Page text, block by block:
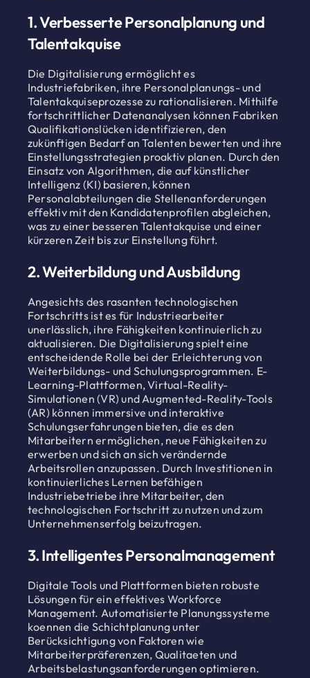
1. Verbesserte Personalplanung und
Talentakquise
Die Digitalisierung ermöglicht es
Industriefabriken, ihre Personalplanungs- und
Talentakquiseprozesse zu rationalisieren. Mithilfe
fortschrittlicher Datenanalysen können Fabriken
Qualifikationslücken identifizieren, den
zukünftigen Bedarf an Talenten bewerten und ihre
Einstellungsstrategien proaktiv planen. Durch den
Einsatz von Algorithmen, die auf künstlicher
Intelligenz (KI) basieren, können
Personalabteilungen die Stellenanforderungen
effektiv mit den Kandidatenprofilen abgleichen,
was zu einer besseren Talentakquise und einer
kürzeren Zeit bis zur Einstellung führt.
2. Weiterbildung und Ausbildung
Angesichts des rasanten technologischen
Fortschritts ist es für Industriearbeiter
unerlässlich, ihre Fähigkeiten kontinuierlich zu
aktualisieren. Die Digitalisierung spielt eine
entscheidende Rolle bei der Erleichterung von
Weiterbildungs- und Schulungsprogrammen. E-
Learning-Plattformen, Virtual-Reality-
Simulationen (VR) und Augmented-Reality-Tools
(AR) können immersive und interaktive
Schulungserfahrungen bieten, die es den
Mitarbeitern ermöglichen, neue Fähigkeiten zu
erwerben und sich an sich verändernde
Arbeitsrollen anzupassen. Durch Investitionen in
kontinuierliches Lernen befähigen
Industriebetriebe ihre Mitarbeiter, den
technologischen Fortschritt zu nutzen und zum
Unternehmenserfolg beizutragen.
3. Intelligentes Personalmanagement
Digitale Tools und Plattformen bieten robuste
Lösungen für ein effektives Workforce
Management. Automatisierte Planungssysteme
koennen die Schichtplanung unter
Berücksichtigung von Faktoren wie
Mitarbeiterpräferenzen, Qualitaeten und
Arbeitsbelastungsanforderungen optimieren.